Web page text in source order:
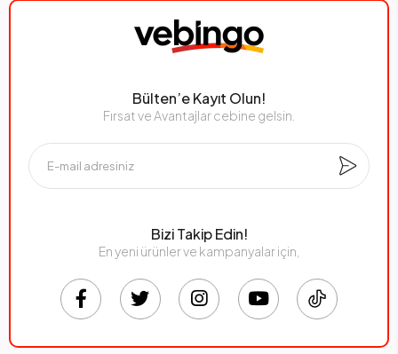
Bülten’e Kayıt Olun!
Fırsat ve Avantajlar cebine gelsin.
Bizi Takip Edin!
En yeni ürünler ve kampanyalar için,